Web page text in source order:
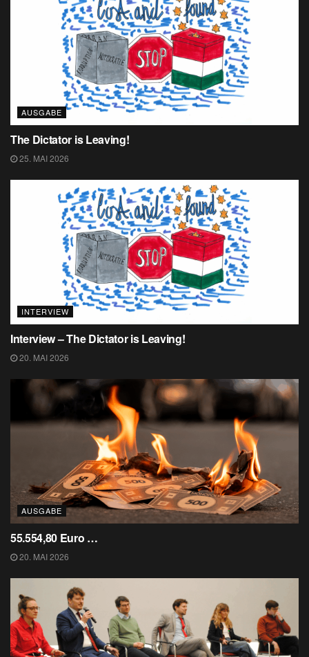
AUSGABE
The Dictator is Leaving!
25. MAI 2026
INTERVIEW
Interview – The Dictator is Leaving!
20. MAI 2026
AUSGABE
55.554,80 Euro …
20. MAI 2026